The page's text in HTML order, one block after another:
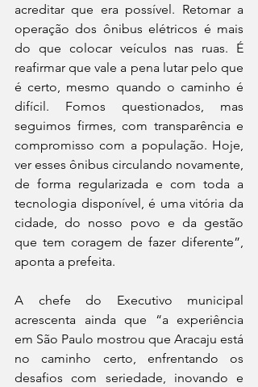
acreditar que era possível. Retomar a
operação dos ônibus elétricos é mais
do que colocar veículos nas ruas. É
reafirmar que vale a pena lutar pelo que
é certo, mesmo quando o caminho é
difícil. Fomos questionados, mas
seguimos firmes, com transparência e
compromisso com a população. Hoje,
ver esses ônibus circulando novamente,
de forma regularizada e com toda a
tecnologia disponível, é uma vitória da
cidade, do nosso povo e da gestão
que tem coragem de fazer diferente”,
aponta a prefeita.
A chefe do Executivo municipal
acrescenta ainda que “a experiência
em São Paulo mostrou que Aracaju está
no caminho certo, enfrentando os
desafios com seriedade, inovando e